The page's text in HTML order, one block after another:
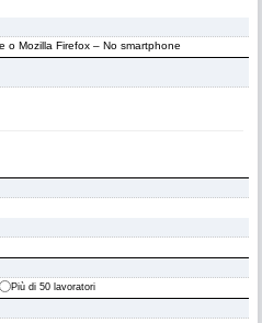
Più di 50 lavoratori